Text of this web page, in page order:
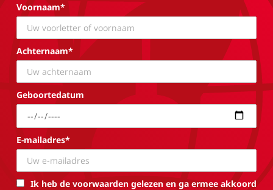
Voornaam*
Achternaam*
Geboortedatum
E-mailadres*
Ik heb de voorwaarden gelezen en ga ermee akkoord